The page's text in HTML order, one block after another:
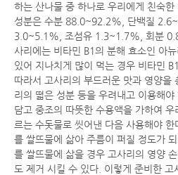
하는 산나물 중 하나로 우리에게 친숙
성분은 수분 88.0~92.2%, 단백질
3.0~5.1%, 조섬유 1.3~1.7%, 회분
사리에는 비타민 B1의 분해 효소인 아
있어 지나치게 많이 먹는 경우 비타민
따라서 고사리의 부드러운 맛과 영양을
리의 떫은 성분 등을 우려내고 이용해
담고 중조의 따뜻한 수용액을 가하여
르는 수돗물로 씻어낸 다음 사용해야
를 쌀뜨물에 삶아 주름이 퍼질 정도가
를 쌀뜨물에 삶을 경우 고사리의 영양
도 제거 시킬 수 있다. 이렇게 준비한